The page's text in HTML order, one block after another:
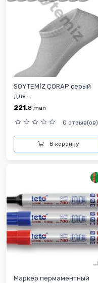
SOYTEMİZ ÇORAP серый
для ...
221.8 man
0 отзыв(ов)
В корзину
Маркер пермаментный